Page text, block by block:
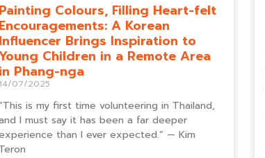
Painting Colours, Filling Heart-felt
Encouragements: A Korean
Influencer Brings Inspiration to
Children in a Remote Area
in Phang-nga
14/07/2025
is my first time volunteering in Thailand,
I must say it has been a far deeper
than I ever expected.” — Kim
Teron